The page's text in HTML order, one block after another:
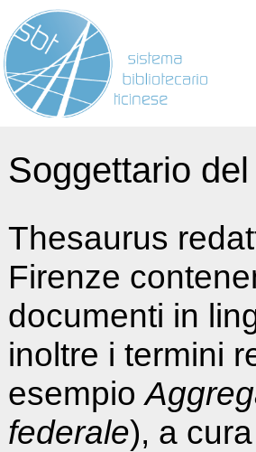
Soggettario
Thesaurus
Firenze
documenti in
inoltre i termini
esempio
federale), a